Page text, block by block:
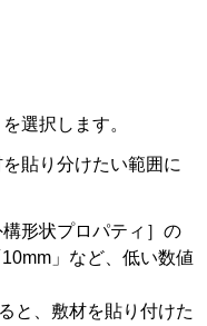
選択します。
貼り分けたい範囲に
形状プロパティ］の
」など、低い数値
と、敷材を貼り付けた